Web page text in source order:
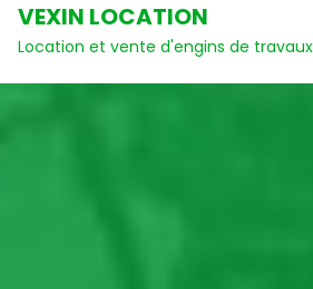
VEXIN LOCATION
Location et vente d'engins de